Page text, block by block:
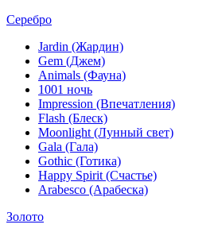
Серебро
Jardin (Жардин)
Gem (Джем)
Animals (Фауна)
1001 ночь
Impression (Впечатления)
Flash (Блеск)
Moonlight (Лунный свет)
Gala (Гала)
Gothic (Готика)
Happy Spirit (Счастье)
Arabesco (Арабеска)
Золото